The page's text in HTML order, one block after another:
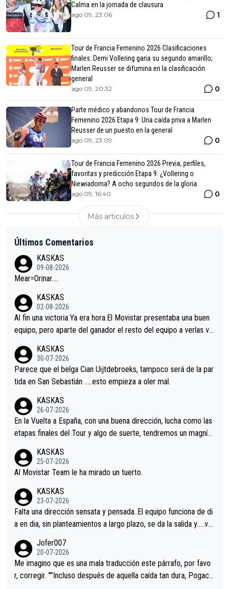
Calma en la jornada de clausura
ago 09, 23:06 1
Tour de Francia Femenino 2026 Clasificaciones
finales: Demi Vollering gana su segundo amarillo;
Marlen Reusser se difumina en la clasificación
general
ago 09, 20:32 0
Parte médico y abandonos Tour de Francia
Femenino 2026 Etapa 9: Una caída priva a Marlen
Reusser de un puesto en la general
ago 09, 23:09 0
Tour de Francia Femenino 2026 Previa, perfiles,
favoritas y predicción Etapa 9: ¿Vollering o
Niewiadoma? A ocho segundos de la gloria
ago 09, 16:40 0
Más articulos
Últimos Comentarios
KASKAS
09-08-2026
Mear=Orinar….
KASKAS
02-08-2026
Al fin una victoria.Ya era hora.El Movistar presentaba una buen
equipo, pero aparte del ganador el resto del equipo a verlas ve
s.La única buena noticia es la mejoría de Enric Más en San Seb
astian.Si en la Vuelta a Burgos sigue la mejoría, podríamos ten
er alguna sorpresa en la Vuelta.Ojalá.
KASKAS
30-07-2026
Parece que el belga Cian Uijtdebroeks, tampoco será de la par
tida en San Sebastián …..esto empieza a oler mal.
KASKAS
26-07-2026
En la Vuelta a España, con una buena dirección, lucha como las
etapas finales del Tour y algo de suerte, tendremos un magnífi
KASKAS
25-07-2026
Al Movistar Team le ha mirado un tuerto.
KASKAS
23-07-2026
Falta una dirección sensata y pensada..El equipo funciona de di
a en dia, sin planteamientos a largo plazo, se da la salida y…..ve
Minguez, Velez etc etc.Me da pena vivir estos momentos tan
tristes sin victorias.
Jofer007
20-07-2026
Me imagino que es una mala traducción este párrafo, por favo
r, corregir. ""Incluso después de aquella caída tan dura, Pogaca